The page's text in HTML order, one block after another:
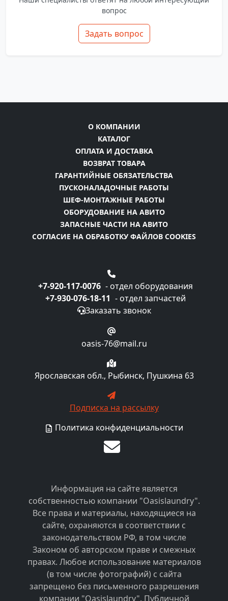
вопрос
Задать вопрос
О КОМПАНИИ
КАТАЛОГ
ОПЛАТА И ДОСТАВКА
ВОЗВРАТ ТОВАРА
ГАРАНТИЙНЫЕ ОБЯЗАТЕЛЬСТВА
ПУСКОНАЛАДОЧНЫЕ РАБОТЫ
ШЕФ-МОНТАЖНЫЕ РАБОТЫ
ОБОРУДОВАНИЕ НА АВИТО
ЗАПАСНЫЕ ЧАСТИ НА АВИТО
СОГЛАСИЕ НА ОБРАБОТКУ ФАЙЛОВ COOKIES
+7-920-117-0076 - отдел оборудования
+7-930-076-18-11 - отдел запчастей
Заказать звонок
oasis-76@mail.ru
Ярославская обл., Рыбинск, Пушкина 63
Подписка на рассылку
Политика конфиденциальности
Информация на сайте является
собственностью компании "Oasislaundry".
Все права и материалы, находящиеся на
сайте, охраняются в соответствии с
законодательством РФ, в том числе
Законом об авторском праве и смежных
правах. Любое использование материалов
(в том числе фотографий) с сайта
запрещено без письменного разрешения
компании "Oasislaundry". Публичной